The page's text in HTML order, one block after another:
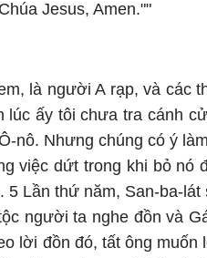
Jesus, Amen.""
là người A rạp, và các
ấy tôi chưa tra cánh
nô. Nhưng chúng có ý
việc dứt trong khi bỏ
5 Lần thứ năm, San-ba-
người ta nghe đồn và
lời đồn đó, tất ông